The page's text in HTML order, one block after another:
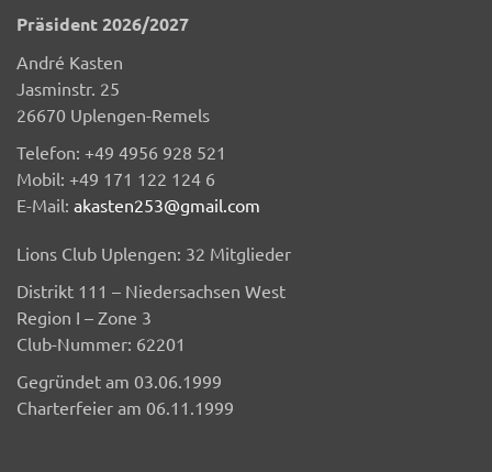
Präsident 2026/2027
André Kasten
Jasminstr. 25
26670 Uplengen-Remels
Telefon: +49 4956 928 521
Mobil: +49 171 122 124 6
E-Mail: akasten253@gmail.com
Lions Club Uplengen: 32 Mitglieder
Distrikt 111 – Niedersachsen West
Region I – Zone 3
Club-Nummer: 62201
Gegründet am 03.06.1999
Charterfeier am 06.11.1999